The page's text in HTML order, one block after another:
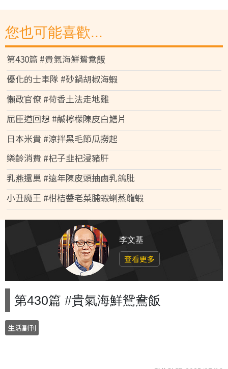
您也可能喜歡...
第430篇 #貴氣海鮮鴛鴦飯
優化的士車隊 #砂鍋胡椒海蝦
懶政官僚 #荷香土法走地雞
屈臣道回想 #鹹檸檬陳皮白鱔片
日本米貴 #涼拌黑毛節瓜撈起
樂齡消費 #杞子韭杞浸豬肝
乳燕還巢 #遠年陳皮頭抽鹵乳鴿肶
小丑魔王 #柑桔醬老菜脯蝦蝲蒸龍蝦
李文基
查看更多
第430篇 #貴氣海鮮鴛鴦飯
生活副刊